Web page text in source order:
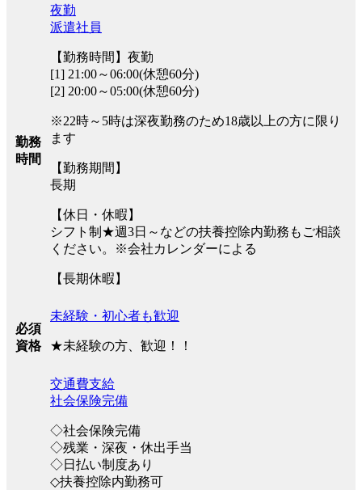
勤務
時間
夜勤
派遣社員
【勤務時間】夜勤
[1] 21:00～06:00(休憩60分)
[2] 20:00～05:00(休憩60分)
※22時～5時は深夜勤務のため18歳以上の方に限り
ます
【勤務期間】
長期
【休日・休暇】
シフト制★週3日～などの扶養控除内勤務もご相談
ください。※会社カレンダーによる
【長期休暇】
必須
資格
未経験・初心者も歓迎
★未経験の方、歓迎！！
交通費支給
社会保険完備
◇社会保険完備
◇残業・深夜・休出手当
◇日払い制度あり
◇扶養控除内勤務可